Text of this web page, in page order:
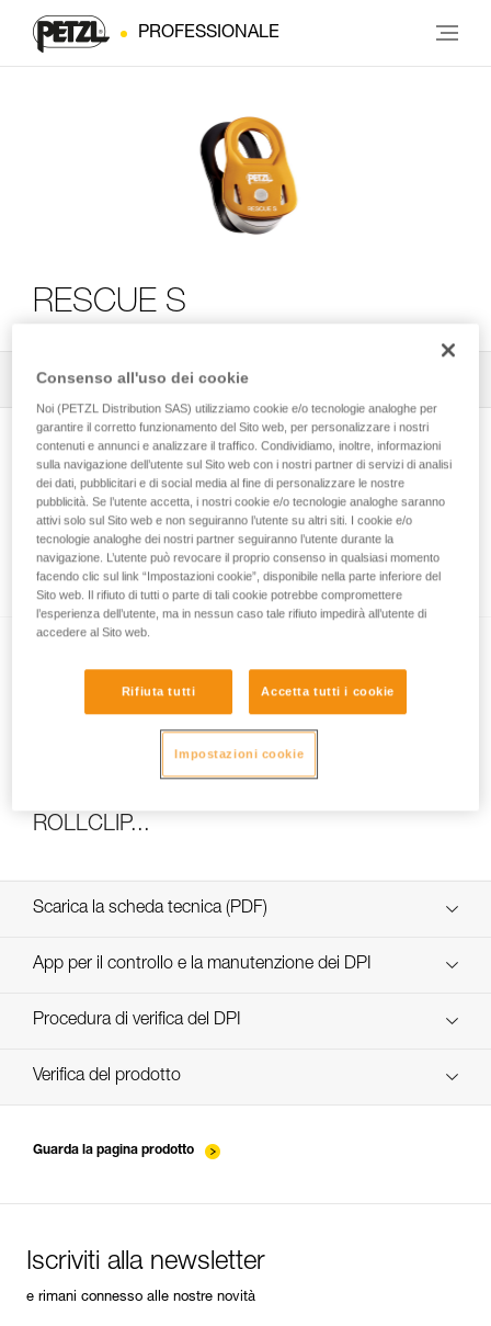
PROFESSIONALE
RESCUE S
Tutti i consigli tecnici 2
Come calcolare il rapporto del paranco
Test di efficacia e rendimento di un paranco
ROLLCLIP...
Scarica la scheda tecnica (PDF)
Technical Notice
App per il controllo e la manutenzione dei DPI
scopri ePPEcentre
Procedura di verifica del DPI
verif-EPI-poulies-procedure-IT
Verifica del prodotto
Guarda la pagina prodotto
Iscriviti alla newsletter
e rimani connesso alle nostre novità
Consenso all'uso dei cookie
Noi (PETZL Distribution SAS) utilizziamo cookie e/o tecnologie analoghe per
garantire il corretto funzionamento del Sito web, per personalizzare i nostri
contenuti e annunci e analizzare il traffico. Condividiamo, inoltre, informazioni
sulla navigazione dell’utente sul Sito web con i nostri partner di servizi di analisi
dei dati, pubblicitari e di social media al fine di personalizzare le nostre
pubblicità. Se l’utente accetta, i nostri cookie e/o tecnologie analoghe saranno
attivi solo sul Sito web e non seguiranno l’utente su altri siti. I cookie e/o
tecnologie analoghe dei nostri partner seguiranno l’utente durante la
navigazione. L’utente può revocare il proprio consenso in qualsiasi momento
facendo clic sul link “Impostazioni cookie”, disponibile nella parte inferiore del
Sito web. Il rifiuto di tutti o parte di tali cookie potrebbe compromettere
l’esperienza dell’utente, ma in nessun caso tale rifiuto impedirà all’utente di
accedere al Sito web.
Rifiuta tutti Accetta tutti i cookie
Impostazioni cookie